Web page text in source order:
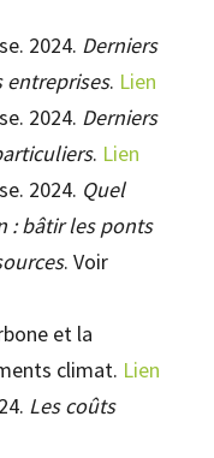
2024. Derniers
entreprises. Lien
2024. Derniers
. Lien
2024. Quel
: bâtir les ponts
. Voir
et la
climat. Lien
Les coûts